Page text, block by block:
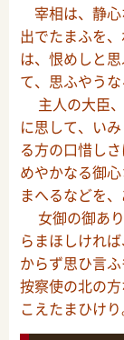
宰相は、静心
出でたまふを
は、恨めしと
て、思ふやう
主人の大臣
に思して、い
る方の口惜し
めやかなる御
まへるなどを
女御の御あ
らまほしけれ
からず思ひ言
按察使の北の
こえたまひけり